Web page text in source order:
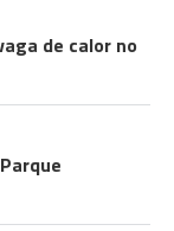
de calor no